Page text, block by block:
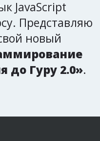
JavaScript
Представляю
новый
до Гуру 2.0».